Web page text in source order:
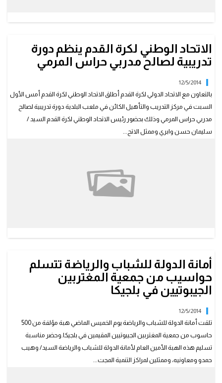
الاتحاد الوطني لكرة القدم ينظم دورة
تدريبية لصالح مدربي حراس المرمي
12/5/2014
بالتعاون مع الاتحاد الدولي لكرة القدم أطلق الاتحاد الوطني لكرة القدم أمس الأول
السبت في مركز التدريب والتأهيل الكائن في ملعب البلدية دورة تدريبية لصالح
مدربي حراس المرمي وذلك بحضور رئيس الاتحاد الوطني لكرة القدم السيد /
سليمان حسن وابري وممثل الاتح...
أمانة الدولة للشباب والرياضة تتسلم
حواسيب من جمعية المغتربين
الجيبوتيين في بلجيكا
12/5/2014
تلقت أمانة الدولة للشباب والرياضة يوم الخميس الماضي هبة مؤلفة من 500
حاسوب من جمعية المغتربين الجيبوتيين المقيمين في بلجيكا.وحضر مناسبة
تسليم هذه الهبة الأمين العام لأمانة الدولة للشباب والرياضة السيد/ وهيب
حمدو ومعاونيه، وممثلين لمراكز التنمية المجت...